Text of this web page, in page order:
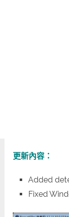
更新內容：
Added
Fixed